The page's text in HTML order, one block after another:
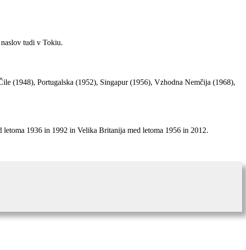
tudi v Tokiu.
(1948), Portugalska (1952), Singapur (1956), Vzhodna Nemčija (1968),
1936 in 1992 in Velika Britanija med letoma 1956 in 2012.